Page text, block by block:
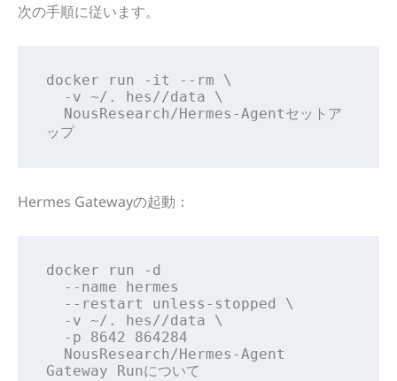
次の手順に従います。
docker run -it --rm \
ップ
Hermes Gatewayの起動：
docker run -d
Gateway Runについて